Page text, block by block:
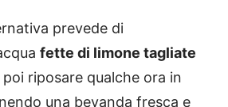
prevede di
fette di limone tagliate
poi riposare qualche ora in
una bevanda fresca e